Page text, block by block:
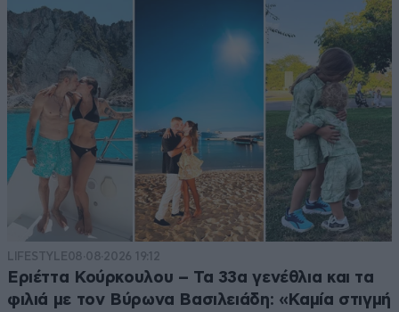
LIFESTYLE08·08·2026 19:12
Εριέττα Κούρκουλου – Τα 33α γενέθλια και τα
φιλιά με τον Βύρωνα Βασιλειάδη: «Καμία στιγμή